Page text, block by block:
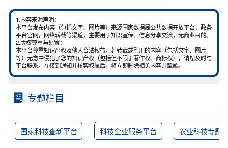
1.内容来源声明：
本平台发布内容（包括文字、图片等）来源国家数据局公共数据开放平台，政务
平台官网，网络转载等渠道，主要用于知识宣传、信息分享交流，无商业目的。
2.版权尊重与处置：
本平台尊重知识产权及他人合法权益。若转载或引用的内容（包括文字、图片
等）无意中侵犯了您的知识产权（包括但不限于著作权、商标权），请您及时与
平台联系。在接到通知并核实权属后，将立即删除相关内容并挚歉。
专题栏目
国家科技查新平台 科技企业服务平台 农业科技专题